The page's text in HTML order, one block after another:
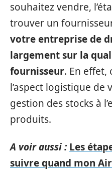
souhaitez vendre,
trouver un
votre entreprise de
largement sur la
fournisseur. En effet,
l’aspect logistique de
gestion des stocks à
produits.
A voir aussi : Les
suivre quand mon